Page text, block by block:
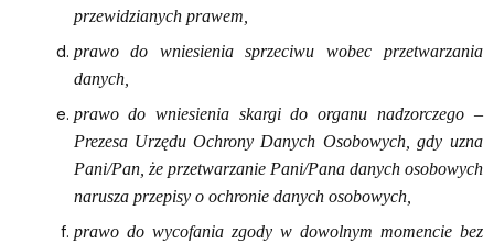
przewidzianych prawem,
prawo do wniesienia sprzeciwu wobec przetwarzania
danych,
prawo do wniesienia skargi do organu nadzorczego –
Prezesa Urzędu Ochrony Danych Osobowych, gdy uzna
Pani/Pan, że przetwarzanie Pani/Pana danych osobowych
narusza przepisy o ochronie danych osobowych,
prawo do wycofania zgody w dowolnym momencie bez